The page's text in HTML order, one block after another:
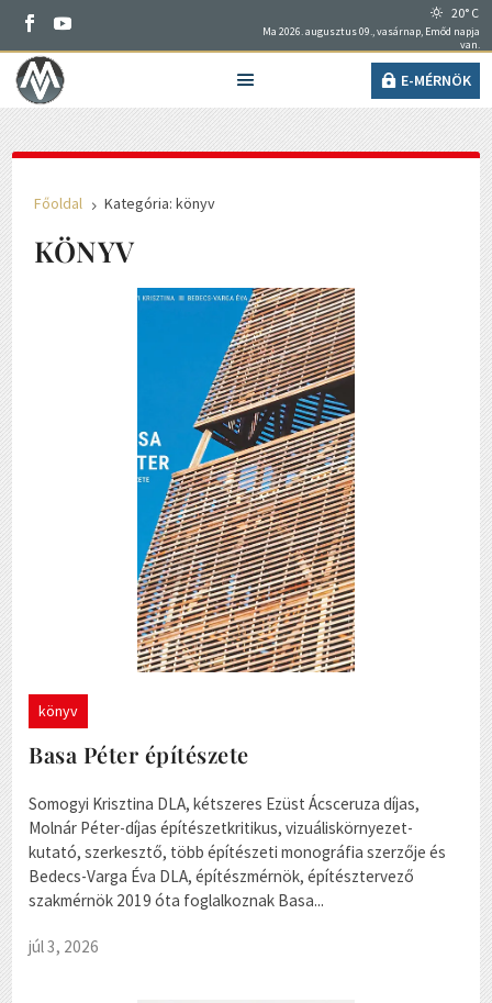
20° C
Ma 2026. augusztus 09., vasárnap, Emőd napja
van.
E-MÉRNÖK
Főoldal 5 Kategória: könyv
KÖNYV
könyv
Basa Péter építészete
Somogyi Krisztina DLA, kétszeres Ezüst Ácsceruza díjas,
Molnár Péter-díjas építészetkritikus, vizuáliskörnyezet-
kutató, szerkesztő, több építészeti monográfia szerzője és
Bedecs-Varga Éva DLA, építészmérnök, építésztervező
szakmérnök 2019 óta foglalkoznak Basa...
júl 3, 2026